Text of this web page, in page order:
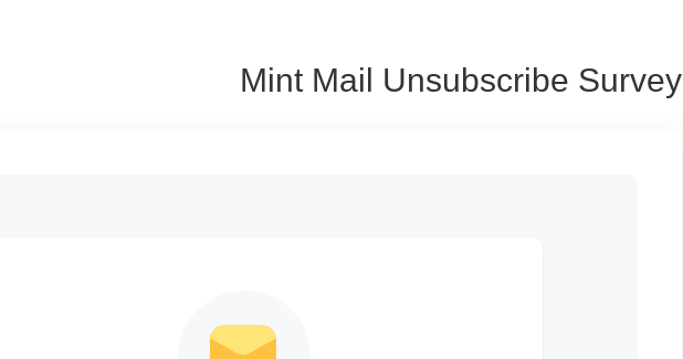
Mint Mail Unsubscribe Survey